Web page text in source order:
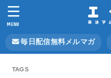
毎日配信無料メルマガ
MENU